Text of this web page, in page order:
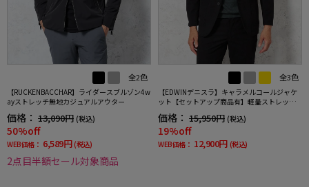
全2色
【RUCKENBACCHAR】ライダースブルゾン4w
ayストレッチ無地カジュアルアウター
価格： 13,090円 (税込)
50%off
WEB価格： 6,589円 (税込)
2点目半額セール対象商品
全3色
【EDWINデニスラ】キャラメルコールジャケ
ット【セットアップ商品有】軽量ストレッチ
無地秋冬
価格： 15,950円 (税込)
19%off
WEB価格： 12,900円 (税込)